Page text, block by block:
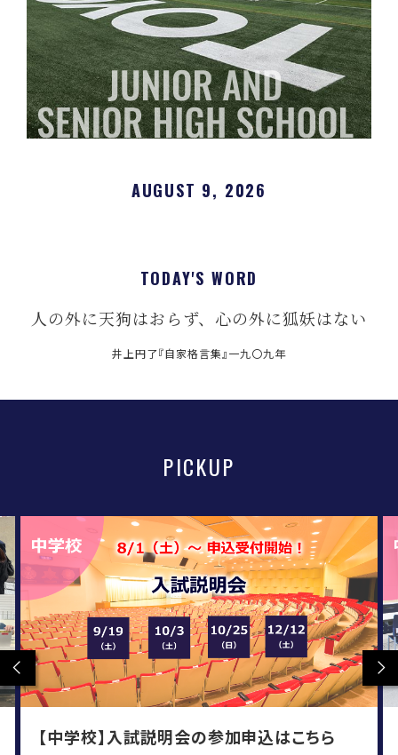
AUGUST 9, 2026
TODAY'S WORD
人の外に天狗はおらず、心の外に狐妖はない
井上円了『自家格言集』一九〇九年
PICKUP
Previous
【中学校】入試説明会の参加申込はこちら